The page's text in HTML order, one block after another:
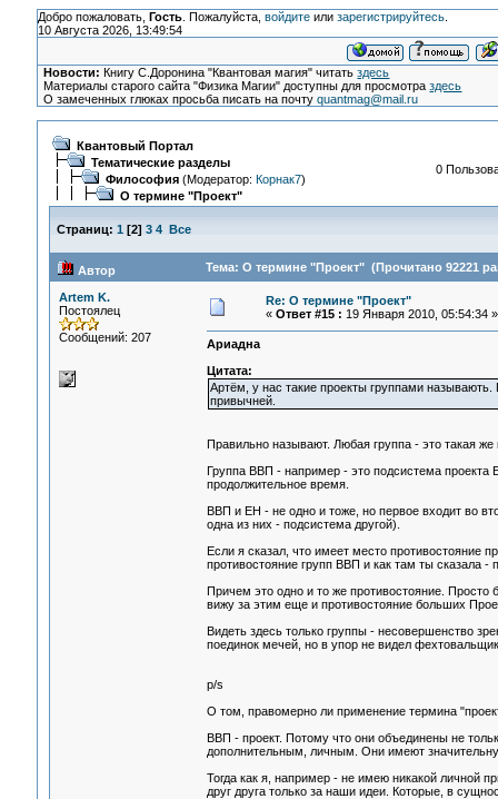
Добро пожаловать, Гость. Пожалуйста, войдитеили зарегистрируйтесь.
10 Августа 2026, 13:49:54
Новости: Книгу С.Доронина "Квантовая магия" читатьздесь
Материалы старого сайта "Физика Магии" доступны для просмотраздесь
О замеченных глюках просьба писать на почтуquantmag@mail.ru
Квантовый Портал
Тематические разделы
Философия(Модератор: Корнак7)
О термине "Проект"
0
Страниц: 1 [2] 3 4 Все
Автор Тема: О термине "Проект" (Прочитано 92221
Artem K.
Постоялец
Сообщений: 207
Re: О термине "Проект"
« Ответ #15 : 19 Января 2010, 05:54:34 »
Ариадна
Цитата:
Артём, у нас такие проекты группами
привычней.
Правильно называют. Любая группа - это такая
Группа ВВП - например - это подсистема
продолжительное время.
ВВП и ЕН - не одно и тоже, но первое входит во
одна из них - подсистема другой).
Если я сказал, что имеет место противостояние
противостояние групп ВВП и как там ты сказала -
Причем это одно и то же противостояние.
вижу за этим еще и противостояние больших
Видеть здесь только группы - несовершенство
поединок мечей, но в упор не видел
p/s
О том, правомерно ли применение термина
ВВП - проект. Потому что они объединены не
дополнительным, личным. Они имеют
Тогда как я, например - не имею никакой личной
друг друга только за наши идеи. Которые, в